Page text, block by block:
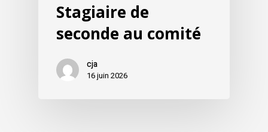
Stagiaire de
seconde au comité
cja
16 juin 2026